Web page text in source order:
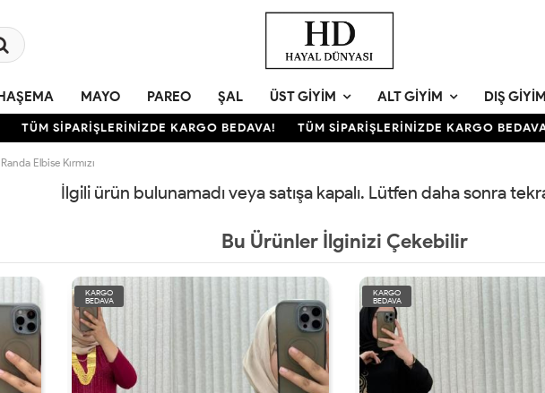
MAYO PAREO ŞAL ÜST GIYIM ALT GIYIM DIŞ GIYIM
TÜM SİPARİŞLERİNİZDE KARGO BEDAVA! TÜM SİPARİŞLERİNİZDE KARGO BEDAVA!
Elbise Kırmızı
İlgili ürün bulunamadı veya satışa kapalı. Lütfen daha sonra
Bu Ürünler İlginizi Çekebilir
KARGO
BEDAVA
KARGO
BEDAVA